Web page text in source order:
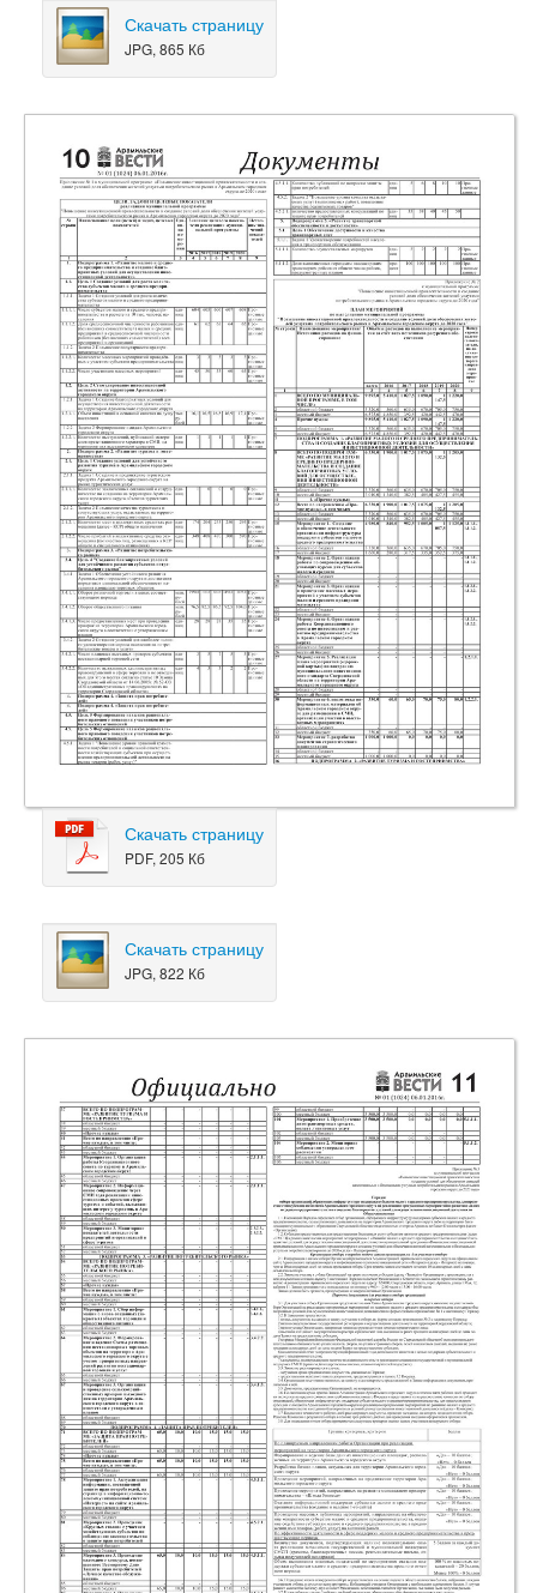
Скачать страницу
JPG, 865 Кб
Скачать страницу
PDF, 205 Кб
Скачать страницу
JPG, 822 Кб